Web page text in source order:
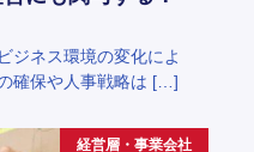
ジネス環境の変化によ
確保や人事戦略は […]
経営層・事業会社